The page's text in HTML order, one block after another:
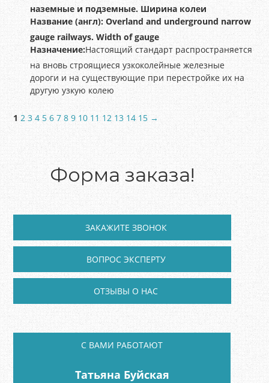
наземные и подземные. Ширина колеи
Название (англ): Overland and underground narrow
gauge railways. Width of gauge
Назначение:Настоящий стандарт распространяется
на вновь строящиеся узкоколейные железные
дороги и на существующие при перестройке их на
другую узкую колею
1 2 3 4 5 6 7 8 9 10 11 12 13 14 15 →
Форма заказа!
ЗАКАЖИТЕ ЗВОНОК
ВОПРОС ЭКСПЕРТУ
ОТЗЫВЫ О НАС
C ВАМИ РАБОТАЮТ
Татьяна Буйская